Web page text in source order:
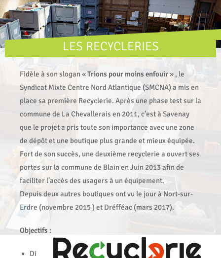
LES RECYCLERIES
Fidèle à son slogan «Trions pour moins enfouir» , le
Syndicat Mixte Centre Nord Atlantique (SMCNA) a mis en
place sa première Recyclerie. Après une phase test sur la
commune de La Chevallerais en 2011, c’est à Savenay
que le projet a pris toute son importance avec une zone
de dépôt et une boutique plus grande et mieux équipée.
Fort de son succès, une deuxième recyclerie a ouvert ses
portes sur la commune de Blain en Juin 2013 afin de
faciliter l’accès des usagers à un équipement.
Depuis deux autres boutiques ont vu le jour à Nort-sur-
Erdre (novembre 2015 ) et Dréfféac (mars 2017).
Objectifs :
Di